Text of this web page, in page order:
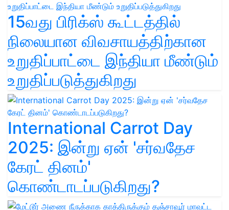
15வது பிரிக்ஸ் கூட்டத்தில்
நிலையான விவசாயத்திற்கான
உறுதிப்பாட்டை இந்தியா மீண்டும்
உறுதிப்படுத்துகிறது
International Carrot Day
2025: இன்று ஏன் 'சர்வதேச
கேரட் தினம்'
கொண்டாடப்படுகிறது?